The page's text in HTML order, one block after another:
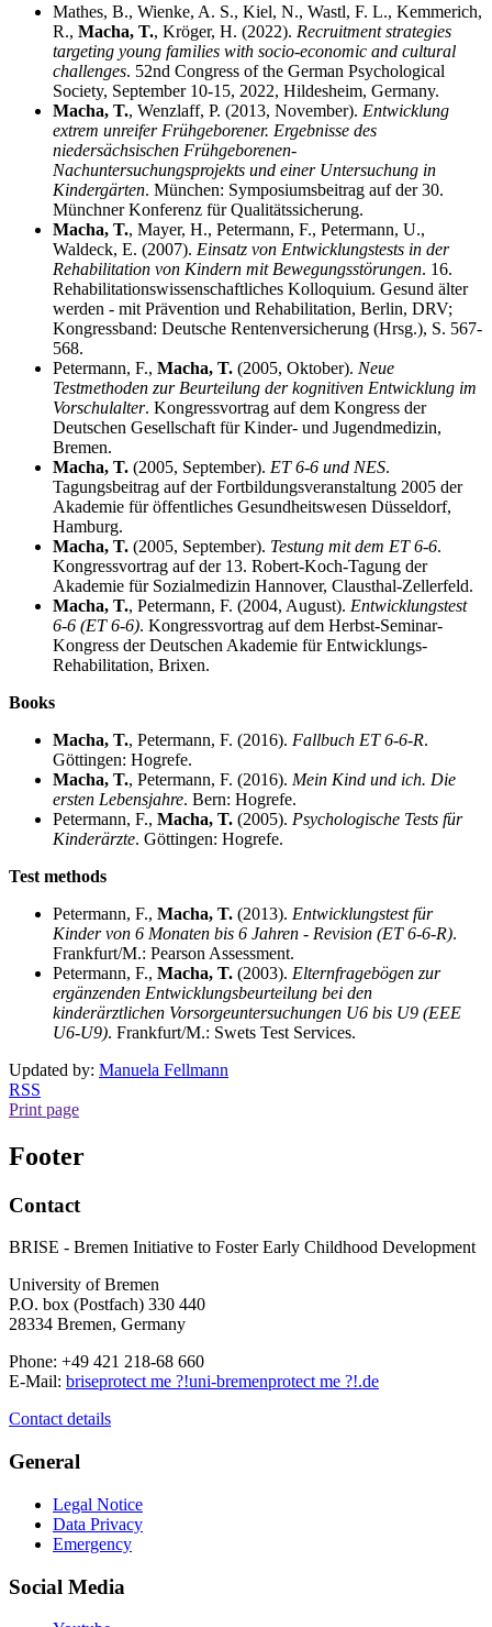
Mathes, B., Wienke, A. S., Kiel, N., Wastl, F. L., Kemmerich,
R., Macha, T., Kröger, H. (2022). Recruitment strategies
targeting young families with socio-economic and cultural
challenges. 52nd Congress of the German Psychological
Society, September 10-15, 2022, Hildesheim, Germany.
Macha, T., Wenzlaff, P. (2013, November). Entwicklung
extrem unreifer Frühgeborener. Ergebnisse des
niedersächsischen Frühgeborenen-
Nachuntersuchungsprojekts und einer Untersuchung in
Kindergärten. München: Symposiumsbeitrag auf der 30.
Münchner Konferenz für Qualitätssicherung.
Macha, T., Mayer, H., Petermann, F., Petermann, U.,
Waldeck, E. (2007). Einsatz von Entwicklungstests in der
Rehabilitation von Kindern mit Bewegungsstörungen. 16.
Rehabilitationswissenschaftliches Kolloquium. Gesund älter
werden - mit Prävention und Rehabilitation, Berlin, DRV;
Kongressband: Deutsche Rentenversicherung (Hrsg.), S. 567-
568.
Petermann, F., Macha, T. (2005, Oktober). Neue
Testmethoden zur Beurteilung der kognitiven Entwicklung im
Vorschulalter. Kongressvortrag auf dem Kongress der
Deutschen Gesellschaft für Kinder- und Jugendmedizin,
Bremen.
Macha, T. (2005, September). ET 6-6 und NES.
Tagungsbeitrag auf der Fortbildungsveranstaltung 2005 der
Akademie für öffentliches Gesundheitswesen Düsseldorf,
Hamburg.
Macha, T. (2005, September). Testung mit dem ET 6-6.
Kongressvortrag auf der 13. Robert-Koch-Tagung der
Akademie für Sozialmedizin Hannover, Clausthal-Zellerfeld.
Macha, T., Petermann, F. (2004, August). Entwicklungstest
6-6 (ET 6-6). Kongressvortrag auf dem Herbst-Seminar-
Kongress der Deutschen Akademie für Entwicklungs-
Rehabilitation, Brixen.
Books
Macha, T., Petermann, F. (2016). Fallbuch ET 6-6-R.
Göttingen: Hogrefe.
Macha, T., Petermann, F. (2016). Mein Kind und ich. Die
ersten Lebensjahre. Bern: Hogrefe.
Petermann, F., Macha, T. (2005). Psychologische Tests für
Kinderärzte. Göttingen: Hogrefe.
Test methods
Petermann, F., Macha, T. (2013). Entwicklungstest für
Kinder von 6 Monaten bis 6 Jahren - Revision (ET 6-6-R).
Frankfurt/M.: Pearson Assessment.
Petermann, F., Macha, T. (2003). Elternfragebögen zur
ergänzenden Entwicklungsbeurteilung bei den
kinderärztlichen Vorsorgeuntersuchungen U6 bis U9 (EEE
U6-U9). Frankfurt/M.: Swets Test Services.
Updated by: Manuela Fellmann
RSS
Print page
Footer
Contact
BRISE - Bremen Initiative to Foster Early Childhood Development
University of Bremen
P.O. box (Postfach) 330 440
28334 Bremen, Germany
Phone: +49 421 218-68 660
E-Mail: briseprotect me ?!uni-bremenprotect me ?!.de
Contact details
General
Legal Notice
Data Privacy
Emergency
Social Media